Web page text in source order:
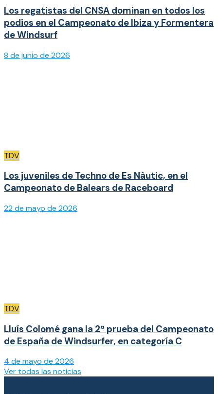
Los regatistas del CNSA dominan en todos los
podios en el Campeonato de Ibiza y Formentera
de Windsurf
8 de junio de 2026
TDV
Los juveniles de Techno de Es Nàutic, en el
Campeonato de Balears de Raceboard
22 de mayo de 2026
TDV
Lluís Colomé gana la 2ª prueba del Campeonato
de España de Windsurfer, en categoría C
4 de mayo de 2026
Ver todas las noticias